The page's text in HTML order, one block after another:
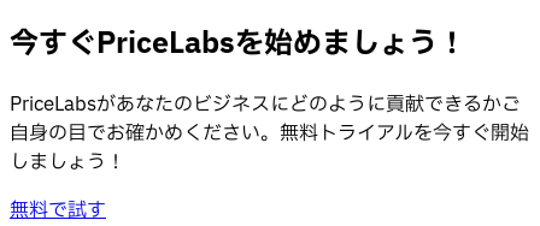
今すぐPriceLabsを始めましょう！
PriceLabsがあなたのビジネスにどのように貢献できるかご
自身の目でお確かめください。無料トライアルを今すぐ開始
しましょう！
無料で試す